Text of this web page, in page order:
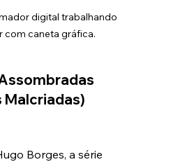
digital trabalhando
com caneta gráfica.
Malcriadas)
Borges, a série